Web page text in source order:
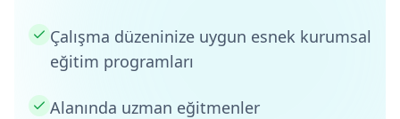
Çalışma düzeninize uygun esnek kurumsal
eğitim programları
Alanında uzman eğitmenler